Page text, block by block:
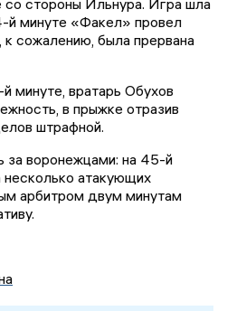
й минуте «Факел» провел
к сожалению, была прервана
минуте, вратарь Обухов
в прыжке отразив
штрафной.
за воронежцами: на 45-й
атакующих
арбитром двум минутам